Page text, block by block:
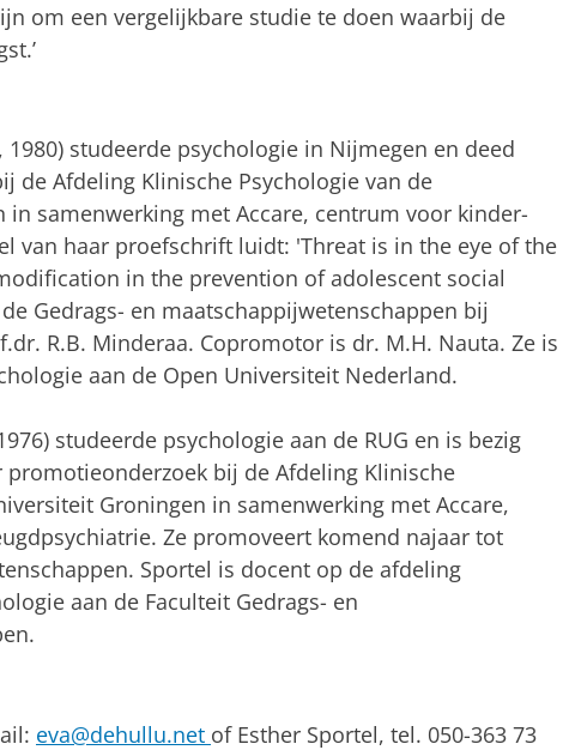
om een vergelijkbare studie te doen waarbij de
1980) studeerde psychologie in Nijmegen en deed
de Afdeling Klinische Psychologie van de
in samenwerking met Accare, centrum voor kinder-
van haar proefschrift luidt: 'Threat is in the eye of the
in the prevention of adolescent social
Gedrags- en maatschappijwetenschappen bij
R.B. Minderaa. Copromotor is dr. M.H. Nauta. Ze is
aan de Open Universiteit Nederland.
studeerde psychologie aan de RUG en is bezig
bij de Afdeling Klinische
Groningen in samenwerking met Accare,
Ze promoveert komend najaar tot
Sportel is docent op de afdeling
aan de Faculteit Gedrags- en
eva@dehullu.net of Esther Sportel, tel. 050-363 73